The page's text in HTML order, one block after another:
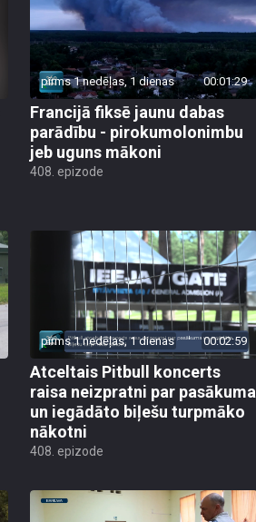
pirms 1 nedēļas, 1 dienas 00:01:29
Francijā fiksē jaunu dabas
parādību - pirokumolonimbu
jeb uguns mākoni
408. epizode
pirms 1 nedēļas, 1 dienas 00:02:59
Atceltais Pitbull koncerts
raisa neizpratni par pasākuma
un iegādāto biļešu turpmāko
nākotni
408. epizode